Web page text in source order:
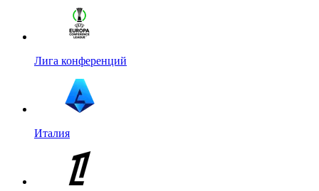
Лига конференций
Италия